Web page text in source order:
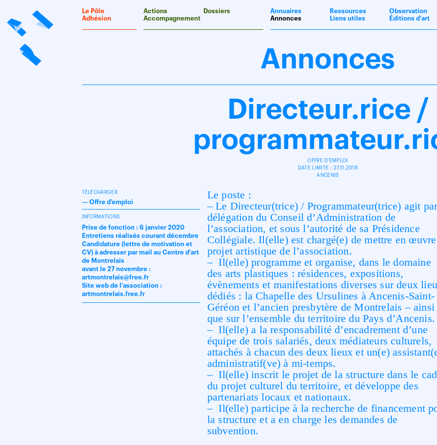
Le Pôle
Adhésion
Actions
Accompagnement
Dossiers
Annuaires
Annonces
Ressources
Liens utiles
Observation
Éditions d'art
Annonces
Directeur.rice /
OFFRE D'EMPLOI
DATE LIMITE : 27.11.2019
ANCENIS
Le poste :
– Le Directeur(trice) / Programmateur(trice) agit
délégation du Conseil d’Administration de
l’association, et sous l’autorité de sa Présidence
Collégiale. Il(elle) est chargé(e) de mettre en
projet artistique de l’association.
– Il(elle) programme et organise, dans le domaine
des arts plastiques : résidences, expositions,
évènements et manifestations diverses sur deux
dédiés : la Chapelle des Ursulines à Ancenis-Saint-
Géréon et l’ancien presbytère de Montrelais – ainsi
que sur l’ensemble du territoire du Pays d’Ancenis.
– Il(elle) a la responsabilité d’encadrement d’une
équipe de trois salariés, deux médiateurs culturels,
attachés à chacun des deux lieux et un(e)
administratif(ve) à mi-temps.
– Il(elle) inscrit le projet de la structure dans le
du projet culturel du territoire, et développe des
partenariats locaux et nationaux.
– Il(elle) participe à la recherche de financement
la structure et a en charge les demandes de
subvention.
TÉLÉCHARGER
— Offre d'emploi
INFORMATIONS
Prise de fonction : 6 janvier 2020
Entretiens réalisés courant décembre
Candidature (lettre de motivation et
CV) à adresser par mail au Centre d'art
de Montrelais
avant le 27 novembre :
artmontrelais@free.fr
Site web de l'association :
artmontrelais.free.fr